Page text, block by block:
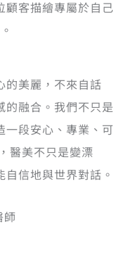
顧客描繪專屬於自己
的美麗，不來自話
的融合。我們不只是
一段安心、專業、可
醫美不只是變漂
信地與世界對話。
師